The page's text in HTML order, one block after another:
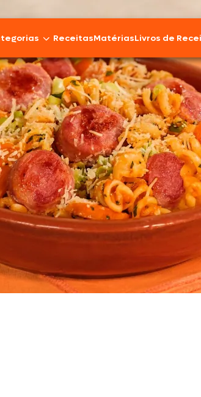
Bovinos
Cordeiro
Carnes Suínas
Aves
Frios e Embutidos
Peixes e Frutos do Mar
Doces, Bolos e Sobremesas
ReceitasMatériasLivros de